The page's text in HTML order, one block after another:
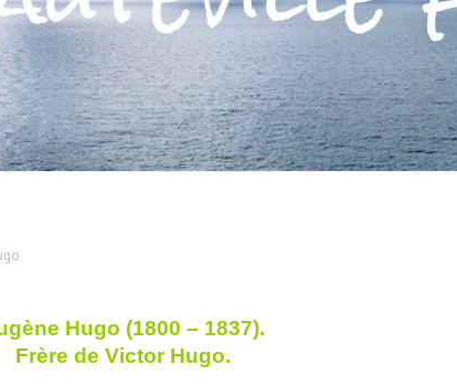
Hugo (1800 – 1837).
Frère de Victor Hugo.